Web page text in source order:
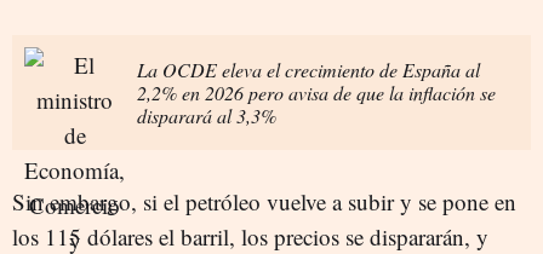
La OCDE eleva el crecimiento de España al
2,2% en 2026 pero avisa de que la inflación se
disparará al 3,3%
Sin embargo, si el petróleo vuelve a subir y se pone en
los 115 dólares el barril, los precios se dispararán, y